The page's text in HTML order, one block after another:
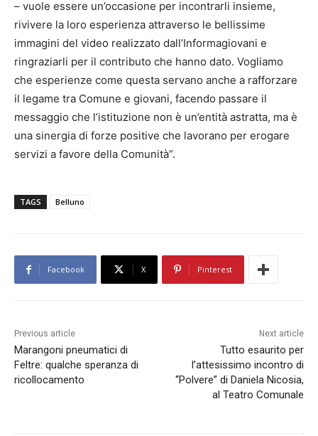
– vuole essere un’occasione per incontrarli insieme,
rivivere la loro esperienza attraverso le bellissime
immagini del video realizzato dall’Informagiovani e
ringraziarli per il contributo che hanno dato. Vogliamo
che esperienze come questa servano anche a rafforzare
il legame tra Comune e giovani, facendo passare il
messaggio che l’istituzione non è un’entità astratta, ma è
una sinergia di forze positive che lavorano per erogare
servizi a favore della Comunità”.
TAGS Belluno
Facebook X Pinterest
Previous article
Marangoni pneumatici di
Feltre: qualche speranza di
ricollocamento
Next article
Tutto esaurito per
l’attesissimo incontro di
“Polvere” di Daniela Nicosia,
al Teatro Comunale